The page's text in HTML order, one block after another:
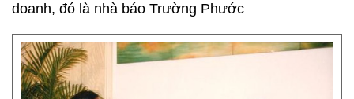
doanh, đó là nhà báo Trường Phước